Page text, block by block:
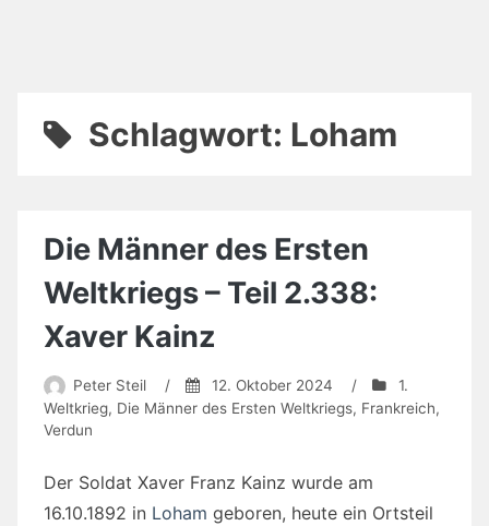
Schlagwort: Loham
Die Männer des Ersten
Weltkriegs – Teil 2.338:
Xaver Kainz
Peter Steil / 12. Oktober 2024 /
1.
Weltkrieg, Die Männer des Ersten Weltkriegs, Frankreich,
Verdun
Der Soldat Xaver Franz Kainz wurde am
16.10.1892 in Loham geboren, heute ein Ortsteil